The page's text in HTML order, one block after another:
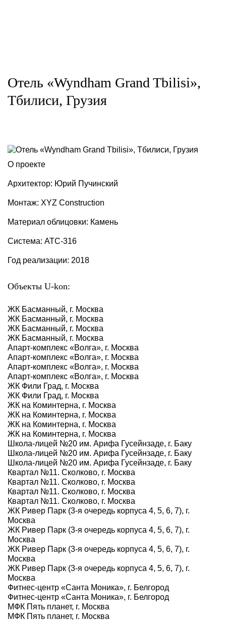
Отель «Wyndham Grand Tbilisi»,
Тбилиси, Грузия
О проекте
Архитектор: Юрий Пучинский
Монтаж: XYZ Construction
Материал облицовки: Камень
Система: АТС-316
Год реализации: 2018
Объекты U-kon:
ЖК Басманный, г. Москва
ЖК Басманный, г. Москва
ЖК Басманный, г. Москва
ЖК Басманный, г. Москва
Апарт-комплекс «Волга», г. Москва
Апарт-комплекс «Волга», г. Москва
Апарт-комплекс «Волга», г. Москва
Апарт-комплекс «Волга», г. Москва
ЖК Фили Град, г. Москва
ЖК Фили Град, г. Москва
ЖК на Коминтерна, г. Москва
ЖК на Коминтерна, г. Москва
ЖК на Коминтерна, г. Москва
ЖК на Коминтерна, г. Москва
Школа-лицей №20 им. Арифа Гусейнзаде, г. Баку
Школа-лицей №20 им. Арифа Гусейнзаде, г. Баку
Школа-лицей №20 им. Арифа Гусейнзаде, г. Баку
Квартал №11. Сколково, г. Москва
Квартал №11. Сколково, г. Москва
Квартал №11. Сколково, г. Москва
Квартал №11. Сколково, г. Москва
ЖК Ривер Парк (3-я очередь корпуса 4, 5, 6, 7), г.
Москва
ЖК Ривер Парк (3-я очередь корпуса 4, 5, 6, 7), г.
Москва
ЖК Ривер Парк (3-я очередь корпуса 4, 5, 6, 7), г.
Москва
ЖК Ривер Парк (3-я очередь корпуса 4, 5, 6, 7), г.
Москва
Фитнес-центр «Санта Моника», г. Белгород
Фитнес-центр «Санта Моника», г. Белгород
МФК Пять планет, г. Москва
МФК Пять планет, г. Москва